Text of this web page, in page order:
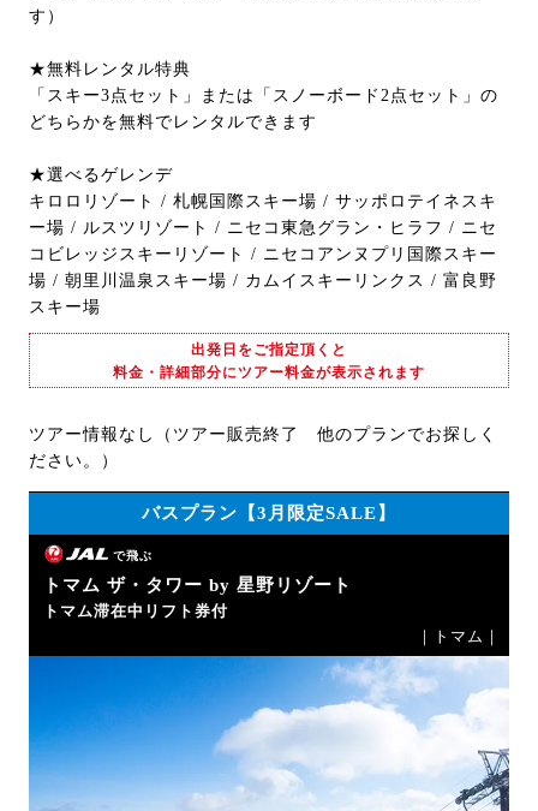
す）
★無料レンタル特典
「スキー3点セット」または「スノーボード2点セット」の
どちらかを無料でレンタルできます
★選べるゲレンデ
キロロリゾート / 札幌国際スキー場 / サッポロテイネスキ
ー場 / ルスツリゾート / ニセコ東急グラン・ヒラフ / ニセ
コビレッジスキーリゾート / ニセコアンヌプリ国際スキー
場 / 朝里川温泉スキー場 / カムイスキーリンクス / 富良野
スキー場
出発日をご指定頂くと
料金・詳細部分にツアー料金が表示されます
ツアー情報なし（ツアー販売終了 他のプランでお探しく
ださい。）
バスプラン【3月限定SALE】
で飛ぶ
トマム ザ・タワー by 星野リゾート
トマム滞在中リフト券付
｜トマム｜